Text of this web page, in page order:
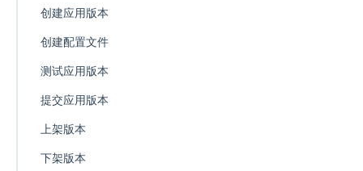
创建应用版本
创建配置文件
测试应用版本
提交应用版本
上架版本
下架版本